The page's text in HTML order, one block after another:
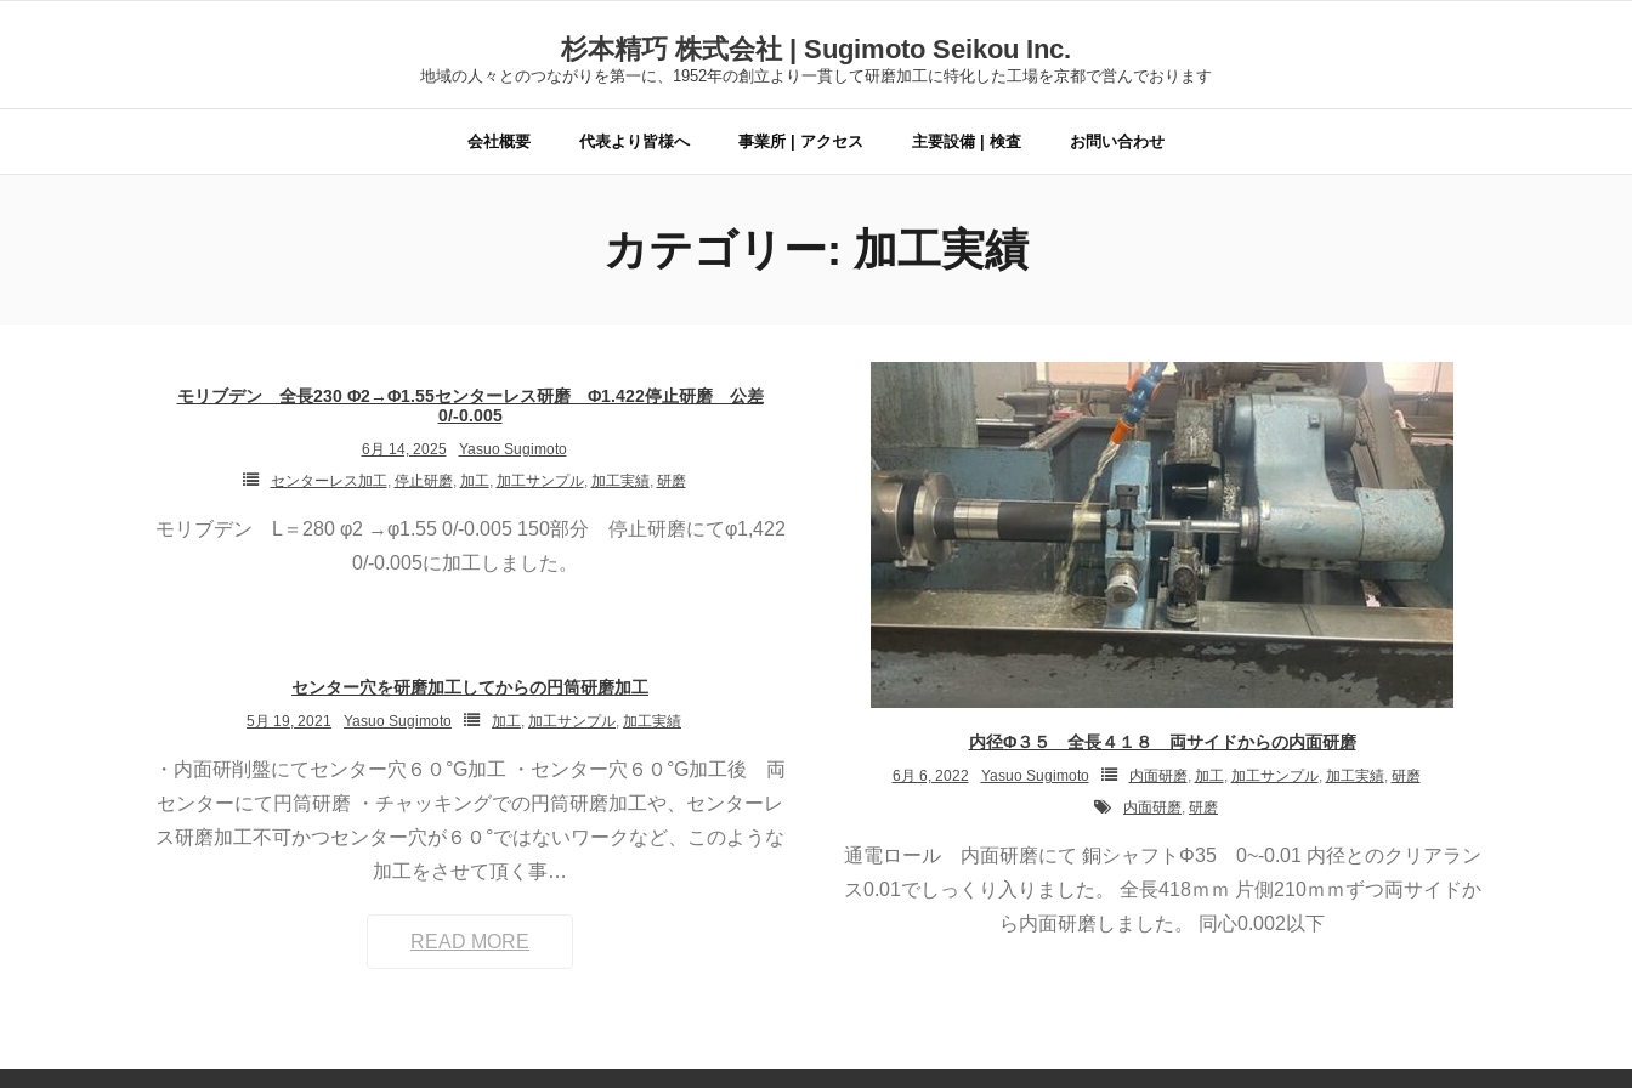
杉本精巧 株式会社 | Sugimoto Seikou Inc.
地域の人々とのつながりを第一に、1952年の創立より一貫して研磨加工に特化した工場を京都で営んでおります
会社概要 代表より皆様へ 事業所 | アクセス 主要設備 | 検査 お問い合わせ
カテゴリー: 加工実績
モリブデン 全長230 Φ2→Φ1.55センターレス研磨 Φ1.422停止研磨 公差
0/-0.005
6月 14, 2025
Yasuo Sugimoto
センターレス加工, 停止研磨, 加工, 加工サンプル, 加工実績, 研磨
モリブデン L＝280 φ2 →φ1.55 0/-0.005 150部分 停止研磨にてφ1,422
0/-0.005に加工しました。
内径Φ３５ 全長４１８ 両サイドからの内面研磨
6月 6, 2022 Yasuo Sugimoto 内面研磨, 加工, 加工サンプル, 加工実績, 研磨
内面研磨, 研磨
通電ロール 内面研磨にて 銅シャフトΦ35 0~-0.01 内径とのクリアラン
ス0.01でしっくり入りました。 全長418ｍｍ 片側210ｍｍずつ両サイドか
ら内面研磨しました。 同心0.002以下
センター穴を研磨加工してからの円筒研磨加工
5月 19, 2021 Yasuo Sugimoto 加工, 加工サンプル, 加工実績
・内面研削盤にてセンター穴６０°G加工 ・センター穴６０°G加工後 両
センターにて円筒研磨 ・チャッキングでの円筒研磨加工や、センターレ
ス研磨加工不可かつセンター穴が６０°ではないワークなど、このような
加工をさせて頂く事…
READ MORE